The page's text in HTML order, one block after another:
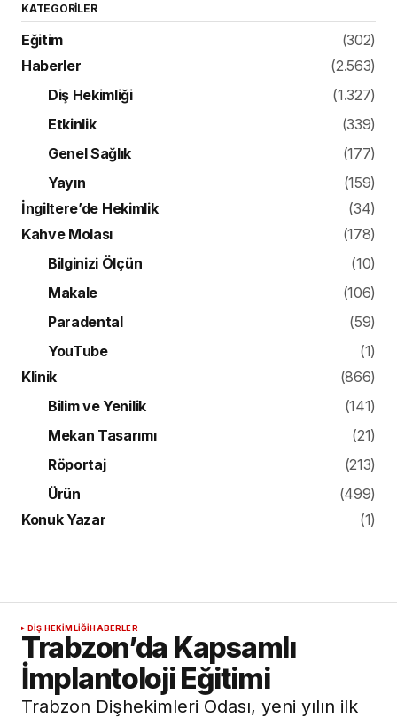
KATEGORILER
Eğitim
(302)
Haberler
(2.563)
Diş Hekimliği
(1.327)
Etkinlik
(339)
Genel Sağlık
(177)
Yayın
(159)
İngiltere’de Hekimlik
(34)
Kahve Molası
(178)
Bilginizi Ölçün
(10)
Makale
(106)
Paradental
(59)
YouTube
(1)
Klinik
(866)
Bilim ve Yenilik
(141)
Mekan Tasarımı
(21)
Röportaj
(213)
Ürün
(499)
Konuk Yazar
(1)
DIŞ HEKIMLIĞIHABERLER
Trabzon’da Kapsamlı
İmplantoloji Eğitimi
Trabzon Dişhekimleri Odası, yeni yılın ilk